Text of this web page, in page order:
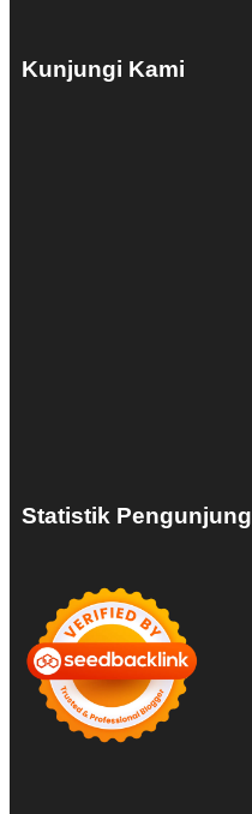
Kunjungi Kami
Statistik Pengunjung